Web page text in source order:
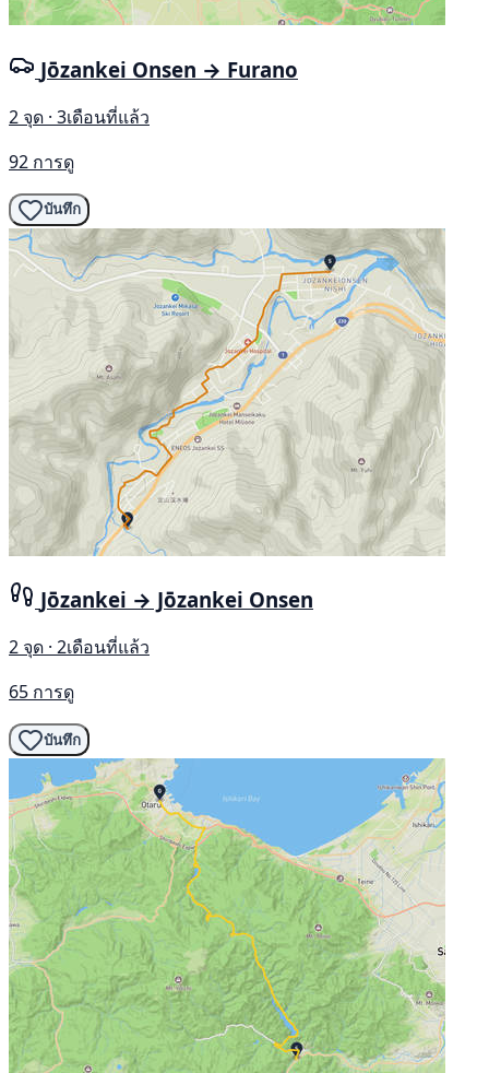
Jōzankei Onsen → Furano
2 จุด · 3เดือนที่แล้ว
92 การดู
บันทึก
Jōzankei → Jōzankei Onsen
2 จุด · 2เดือนที่แล้ว
65 การดู
บันทึก